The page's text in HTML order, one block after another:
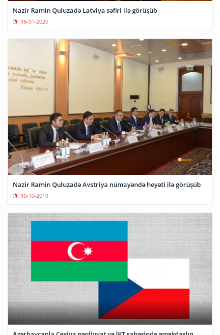
Nazir Ramin Quluzadə Latviya səfiri ilə görüşüb
16-01-2020
Nazir Ramin Quluzadə Avstriya nümayəndə heyəti ilə görüşüb
10-10-2019